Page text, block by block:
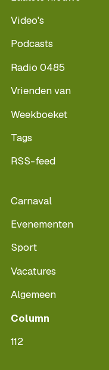
Video's
Podcasts
Radio 0485
Vrienden van
Weekboeket
Tags
RSS-feed
Carnaval
Evenementen
Sport
Vacatures
Algemeen
Column
112